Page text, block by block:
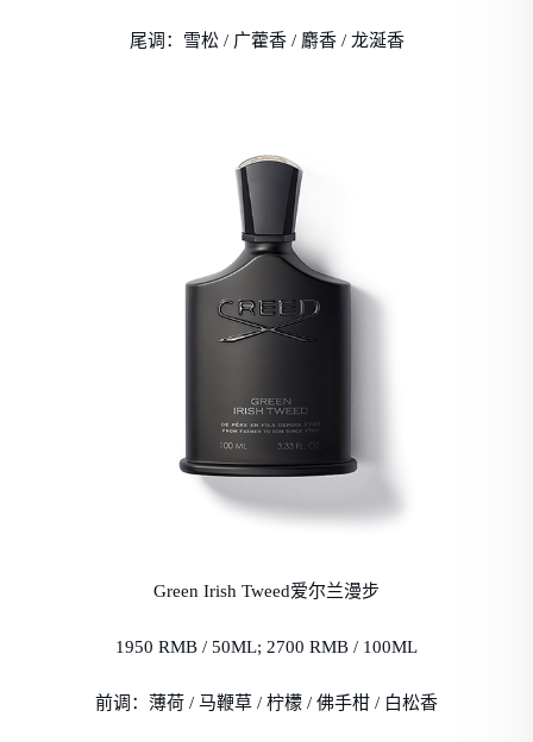
尾调：雪松 / 广藿香 / 麝香 / 龙涎香
Green Irish Tweed爱尔兰漫步
1950 RMB / 50ML; 2700 RMB / 100ML
前调：薄荷 / 马鞭草 / 柠檬 / 佛手柑 / 白松香